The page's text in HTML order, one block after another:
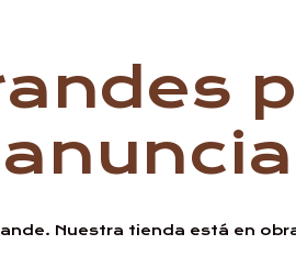
Nuestra tienda está en